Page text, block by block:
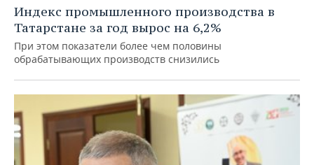
Индекс промышленного производства в
Татарстане за год вырос на 6,2%
При этом показатели более чем половины
обрабатывающих производств снизились